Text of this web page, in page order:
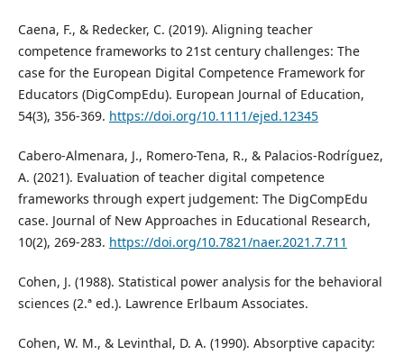
Caena, F., & Redecker, C. (2019). Aligning teacher
competence frameworks to 21st century challenges: The
case for the European Digital Competence Framework for
Educators (DigCompEdu). European Journal of Education,
54(3), 356-369. https://doi.org/10.1111/ejed.12345
Cabero-Almenara, J., Romero-Tena, R., & Palacios-Rodríguez,
A. (2021). Evaluation of teacher digital competence
frameworks through expert judgement: The DigCompEdu
case. Journal of New Approaches in Educational Research,
10(2), 269-283. https://doi.org/10.7821/naer.2021.7.711
Cohen, J. (1988). Statistical power analysis for the behavioral
sciences (2.ª ed.). Lawrence Erlbaum Associates.
Cohen, W. M., & Levinthal, D. A. (1990). Absorptive capacity: